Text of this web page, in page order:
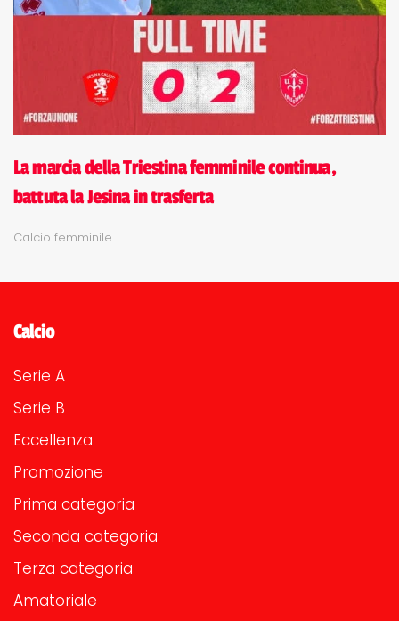
La marcia della Triestina femminile continua,
battuta la Jesina in trasferta
Calcio femminile
Calcio
Serie A
Serie B
Eccellenza
Promozione
Prima categoria
Seconda categoria
Terza categoria
Amatoriale